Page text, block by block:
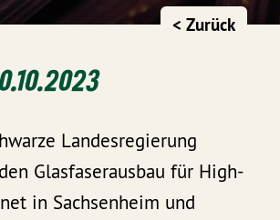
< Zurück
Landesregierung
Glasfaserausbau für High-
in Sachsenheim und